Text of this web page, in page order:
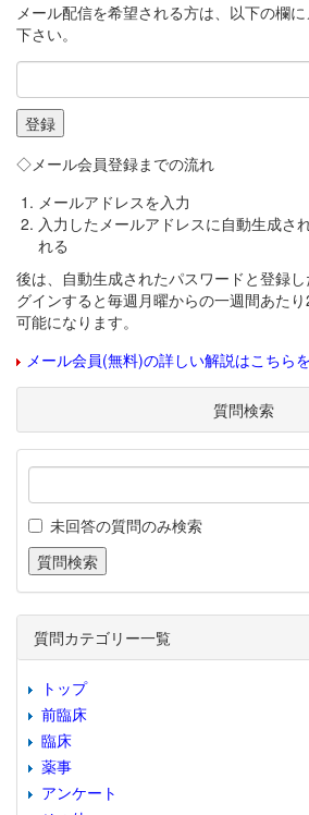
メール配信を希望される方は、以下の欄
下さい。
◇メール会員登録までの流れ
メールアドレスを入力
入力したメールアドレスに自動生成さ
れる
後は、自動生成されたパスワードと登録
グインすると毎週月曜からの一週間あた
可能になります。
メール会員(無料)の詳しい解説はこちら
質問検索
未回答の質問のみ検索
質問カテゴリー一覧
トップ
前臨床
臨床
薬事
アンケート